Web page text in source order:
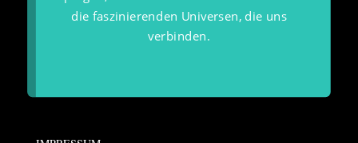
die faszinierenden Universen, die uns
verbinden.